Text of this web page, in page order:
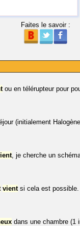
Faites le savoir :
ou en télérupteur pour
(initialement
, je cherche un
vient si cela est
dans une chambre (1